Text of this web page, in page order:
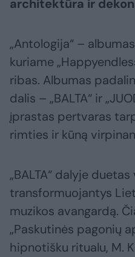
architektūra ir
„Antologija“ –
kuriame
ribas. Albumas
dalis – „BALTA“ ir
įprastas pertvaras
rimties ir kūną
„BALTA“ dalyje
transformuojantys
muzikos avangardą.
„Paskutinės pagonių
hipnotišku ritualu, M.